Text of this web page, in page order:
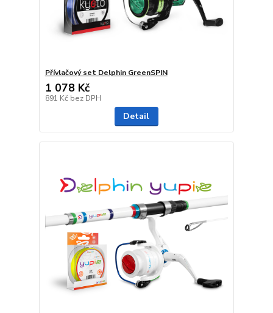
Přívlačový set Delphin GreenSPIN
1 078 Kč
891 Kč bez DPH
Detail